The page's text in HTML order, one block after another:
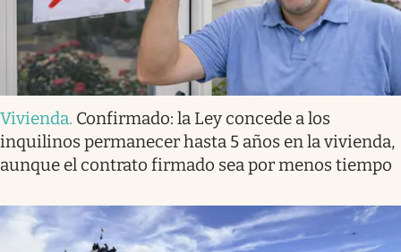
Vivienda. Confirmado: la Ley concede a los
inquilinos permanecer hasta 5 años en la vivienda,
aunque el contrato firmado sea por menos tiempo